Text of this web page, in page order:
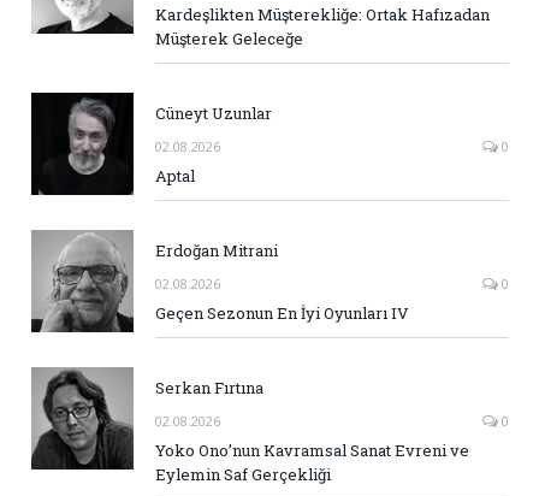
Kardeşlikten Müşterekliğe: Ortak Hafızadan
Müşterek Geleceğe
Cüneyt Uzunlar
02.08.2026 0
Aptal
Erdoğan Mitrani
02.08.2026 0
Geçen Sezonun En İyi Oyunları IV
Serkan Fırtına
02.08.2026 0
Yoko Ono’nun Kavramsal Sanat Evreni ve
Eylemin Saf Gerçekliği